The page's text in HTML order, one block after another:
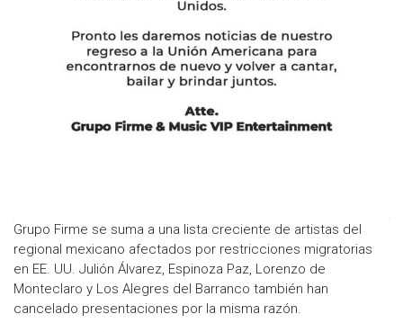
Grupo Firme se suma a una lista creciente de artistas del
regional mexicano afectados por restricciones migratorias
en EE. UU. Julión Álvarez, Espinoza Paz, Lorenzo de
Monteclaro y Los Alegres del Barranco también han
cancelado presentaciones por la misma razón.